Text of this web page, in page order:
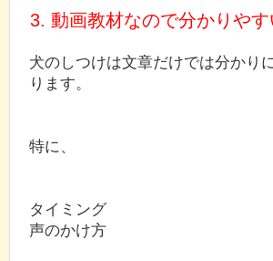
3. 動画教材なので分かりやす
犬のしつけは文章だけでは分かり
ります。
特に、
タイミング
声のかけ方